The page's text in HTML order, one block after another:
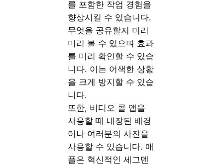
를 포함한 작업 경험을
향상시킬 수 있습니다.
무엇을 공유할지 미리
미리 볼 수 있으며 효과
를 미리 확인할 수 있습
니다. 이는 어색한 상황
을 크게 방지할 수 있습
니다.
또한, 비디오 콜 앱을
사용할 때 내장된 배경
이나 여러분의 사진을
사용할 수 있습니다. 애
플은 혁신적인 세그멘